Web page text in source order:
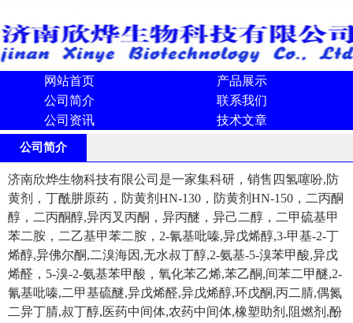
网站首页
产品展示
公司简介
联系我们
公司资讯
技术文章
公司简介
济南欣烨生物科技有限公司是一家集科研，销售四氢噻吩,防
黄剂，丁酰肼原药，防黄剂HN-130，防黄剂HN-150，二丙酮
醇，二丙酮醇,异丙叉丙酮，异丙醚，异己二醇，二甲硫基甲
苯二胺，二乙基甲苯二胺，2-氰基吡嗪,异戊烯醇,3-甲基-2-丁
烯醇,异佛尔酮,二溴海因,无水叔丁醇,2-氨基-5-溴苯甲酸,异戊
烯醛，5-溴-2-氨基苯甲酸，氧化苯乙烯,苯乙酮,间苯二甲醚,2-
氰基吡嗪,二甲基硫醚,异戊烯醛,异戊烯醇,环戊酮,丙二腈,偶氮
二异丁腈,叔丁醇,医药中间体,农药中间体,橡塑助剂,阻燃剂,酚